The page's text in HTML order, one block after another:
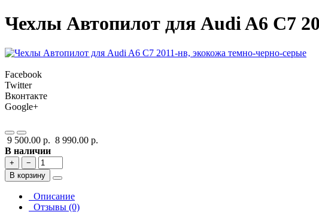
Чехлы Автопилот для Audi A6 C7
Facebook
Twitter
Вконтакте
Google+
9 500.00 р. 8 990.00 р.
В наличии
+
−
В корзину
Описание
Отзывы (0)